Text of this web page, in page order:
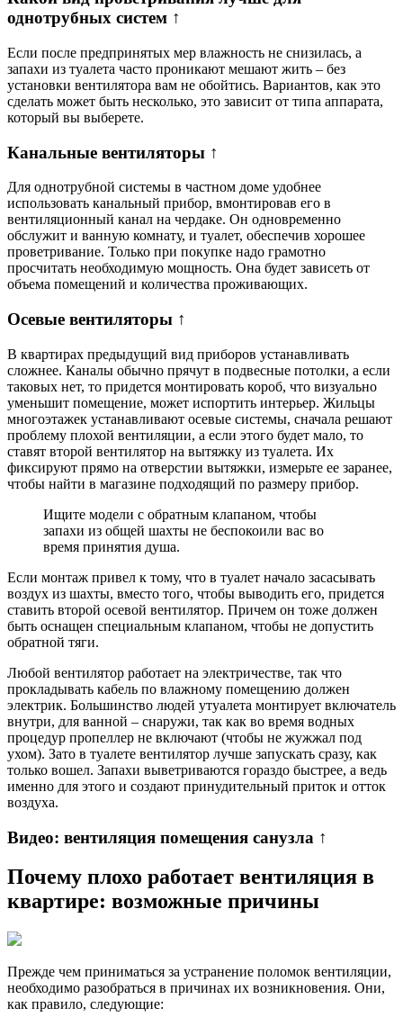
однотрубных систем ↑
Если после предпринятых мер влажность не снизилась, а
запахи из туалета часто проникают мешают жить – без
установки вентилятора вам не обойтись. Вариантов, как это
сделать может быть несколько, это зависит от типа аппарата,
который вы выберете.
Канальные вентиляторы ↑
Для однотрубной системы в частном доме удобнее
использовать канальный прибор, вмонтировав его в
вентиляционный канал на чердаке. Он одновременно
обслужит и ванную комнату, и туалет, обеспечив хорошее
проветривание. Только при покупке надо грамотно
просчитать необходимую мощность. Она будет зависеть от
объема помещений и количества проживающих.
Осевые вентиляторы ↑
В квартирах предыдущий вид приборов устанавливать
сложнее. Каналы обычно прячут в подвесные потолки, а если
таковых нет, то придется монтировать короб, что визуально
уменьшит помещение, может испортить интерьер. Жильцы
многоэтажек устанавливают осевые системы, сначала решают
проблему плохой вентиляции, а если этого будет мало, то
ставят второй вентилятор на вытяжку из туалета. Их
фиксируют прямо на отверстии вытяжки, измерьте ее заранее,
чтобы найти в магазине подходящий по размеру прибор.
Ищите модели с обратным клапаном, чтобы
запахи из общей шахты не беспокоили вас во
время принятия душа.
Если монтаж привел к тому, что в туалет начало засасывать
воздух из шахты, вместо того, чтобы выводить его, придется
ставить второй осевой вентилятор. Причем он тоже должен
быть оснащен специальным клапаном, чтобы не допустить
обратной тяги.
Любой вентилятор работает на электричестве, так что
прокладывать кабель по влажному помещению должен
электрик. Большинство людей утуалета монтирует включатель
внутри, для ванной – снаружи, так как во время водных
процедур пропеллер не включают (чтобы не жужжал под
ухом). Зато в туалете вентилятор лучше запускать сразу, как
только вошел. Запахи выветриваются гораздо быстрее, а ведь
именно для этого и создают принудительный приток и отток
воздуха.
Видео: вентиляция помещения санузла ↑
Почему плохо работает вентиляция в
квартире: возможные причины
Прежде чем приниматься за устранение поломок вентиляции,
необходимо разобраться в причинах их возникновения. Они,
как правило, следующие: